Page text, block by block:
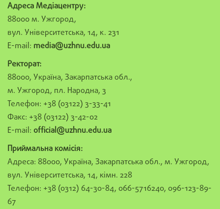
Адреса Медіацентру:
88000 м. Ужгород,
вул. Університетська, 14, к. 231
E-mail: media@uzhnu.edu.ua
Ректорат:
88000, Україна, Закарпатська обл.,
м. Ужгород, пл. Народна, 3
Телефон: +38 (03122) 3-33-41
Факс: +38 (03122) 3-42-02
E-mail: official@uzhnu.edu.ua
Приймальна комісія:
Адреса: 88000, Україна, Закарпатська обл., м. Ужгород,
вул. Університетська, 14, кімн. 228
Телефон: +38 (0312) 64-30-84, 066-5716240, 096-123-89-
67